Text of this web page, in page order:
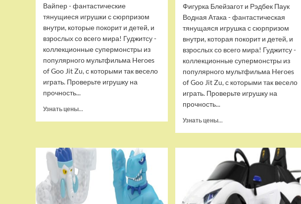
Вайпер - фантастические
тянущиеся игрушки с сюрпризом
внутри, которые покорит и детей, и
взрослых со всего мира! Гуджитсу -
коллекционные супермонстры из
популярного мультфильма Heroes
of Goo Jit Zu, с которыми так весело
играть. Проверьте игрушку на
прочность...
Узнать цены...
Гуджитсу
Вайпер
Фигурка Блейзагот и Рэдбек Паук
Водная Атака - фантастическая
тянущаяся игрушка с сюрпризом
внутри, которая покорит и детей, и
взрослых со всего мира! Гуджитсу -
коллекционные супермонстры из
популярного мультфильма Heroes
of Goo Jit Zu, с которыми так весело
играть. Проверьте игрушку на
прочность...
Узнать цены...
Тянущаяся
игрушка
Гуджитсу
Блейзагот
Рэдбек